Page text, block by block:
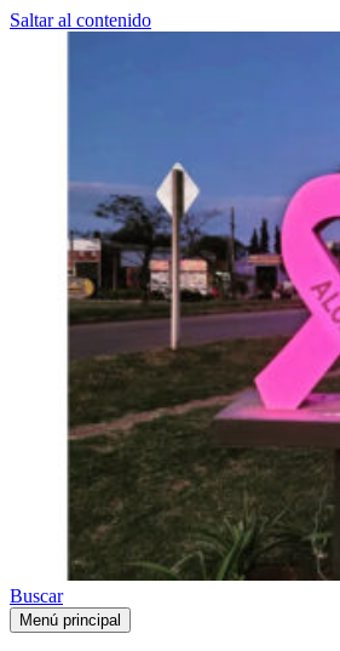
Saltar al contenido
Buscar
Menú principal